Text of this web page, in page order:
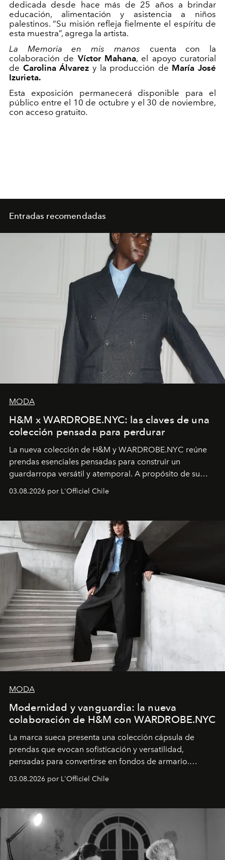
dedicada desde hace más de 25 años a brindar
educación, alimentación y asistencia a niños
palestinos. “Su misión refleja fielmente el espíritu de
esta muestra”, agrega la artista.
La Memoria en mis manos cuenta con la
colaboración de Víctor Mahana, el apoyo curatorial
de Carolina Álvarez y la producción de María José
Izurieta.
Esta exposición permanecerá disponible para el
público entre el 10 de octubre y el 30 de noviembre,
con acceso gratuito.
Entradas recomendadas
MODA
H&M x WARDROBE.NYC: las claves de una
colección pensada para perdurar
La nueva colección de H&M y WARDROBE.NYC reúne
prendas esenciales pensadas para construir un
guardarropa versátil y atemporal. A propósito de su
lanzamiento, los fundadores de la firma neoyorquina y
la asesora creativa y jefa de diseño global de la marca
y la filosofía detrás de la propuesta.
03.08.2026 por L'Officiel Chile
MODA
Modernidad y vanguardia: la nueva
colaboración de H&M con WARDROBE.NYC
La marca sueca presenta una colección cápsula de
prendas que evocan sofisticación y versatilidad,
pensadas para convertirse en fondos de armario.
Disponible en Chile desde el 6 de agosto.
03.08.2026 por L'Officiel Chile